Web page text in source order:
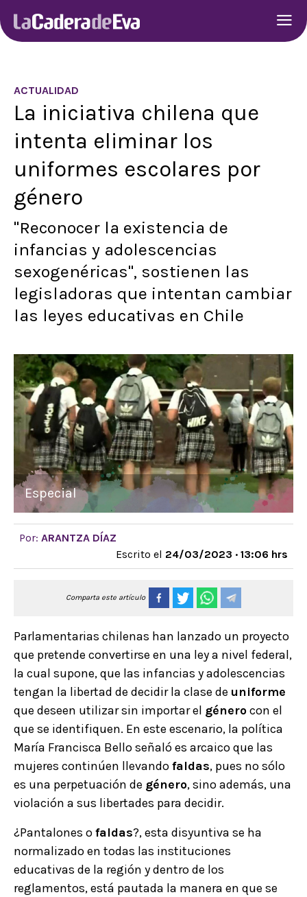
ACTUALIDAD
La iniciativa chilena que
intenta eliminar los
uniformes escolares por
género
"Reconocer la existencia de
infancias y adolescencias
sexogenéricas", sostienen las
legisladoras que intentan cambiar
las leyes educativas en Chile
Especial
Por: ARANTZA DÍAZ
Escrito el 24/03/2023 · 13:06 hrs
Comparta este artículo
Parlamentarias chilenas han lanzado un proyecto
que pretende convertirse en una ley a nivel federal,
la cual supone, que las infancias y adolescencias
tengan la libertad de decidir la clase de uniforme
que deseen utilizar sin importar el génerocon el
que se identifiquen. En este escenario, la política
María Francisca Bello señaló es arcaico que las
mujeres continúen llevandofaldas, pues no sólo
es una perpetuación de género, sino además, una
violación a sus libertades para decidir.
¿Pantalones ofaldas?, esta disyuntiva se ha
normalizado en todas las instituciones
educativas de la región y dentro de los
reglamentos, está pautada la manera en que se